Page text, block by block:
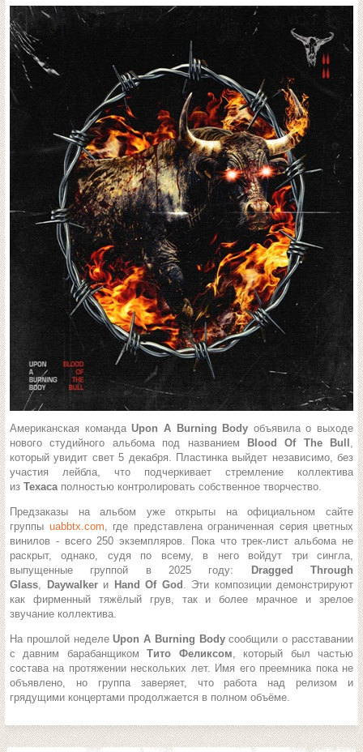
Американская командаUpon A Burning Body объявила о выходе
нового студийного альбома под названием
Blood Of The Bull ,
который увидит свет 5 декабря. Пластинка выйдет независимо, без
участия лейбла, что подчеркивает стремление коллектива
из Техаса полностью контролировать собственное творчество.
Предзаказы на альбом уже открыты на официальном сайте
группы uabbtx.com, где представлена ограниченная серия цветных
винилов - всего 250 экземпляров. Пока что трек-лист альбома не
раскрыт, однако, судя по всему, в него войдут три сингла,
выпущенные группой в 2025 году:
Dragged Through
Glass, Daywalker и Hand Of God . Эти композиции демонстрируют
как фирменный тяжёлый грув, так и более мрачное и зрелое
звучание коллектива.
На прошлой неделеUpon A Burning Bodyсообщили о расставании
с давним барабанщикомТито Феликсом, который был частью
состава на протяжении нескольких лет. Имя его преемника пока не
объявлено, но группа заверяет, что работа над релизом и
грядущими концертами продолжается в полном объёме.